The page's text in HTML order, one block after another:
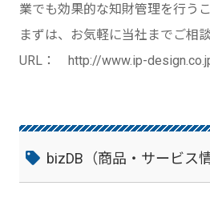
業でも効果的な知財管理を行う
まずは、お気軽に当社までご相談
URL： http://www.ip-
bizDB（商品・サービス情